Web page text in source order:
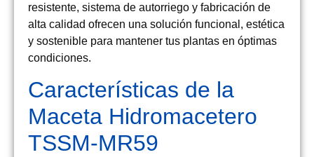
resistente, sistema de autorriego y fabricación de
alta calidad ofrecen una solución funcional, estética
y sostenible para mantener tus plantas en óptimas
condiciones.
Características de la
Maceta Hidromacetero
TSSM-MR59